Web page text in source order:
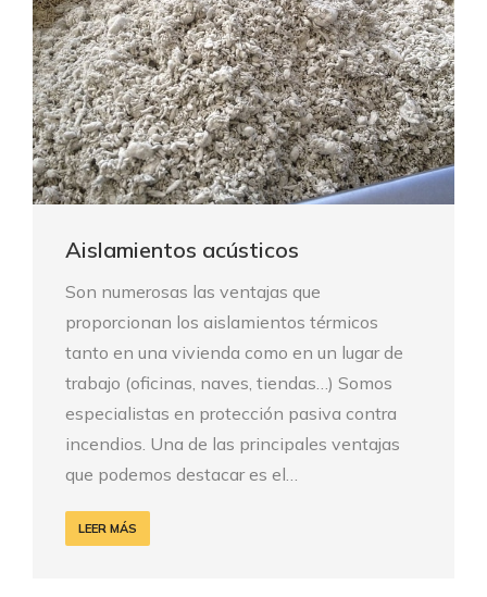
Aislamientos acústicos
Son numerosas las ventajas que
proporcionan los aislamientos térmicos
tanto en una vivienda como en un lugar de
trabajo (oficinas, naves, tiendas…) Somos
especialistas en protección pasiva contra
incendios. Una de las principales ventajas
que podemos destacar es el…
LEER MÁS